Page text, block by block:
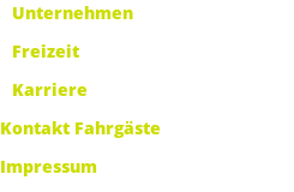
Unternehmen
Freizeit
Karriere
Kontakt Fahrgäste
Impressum